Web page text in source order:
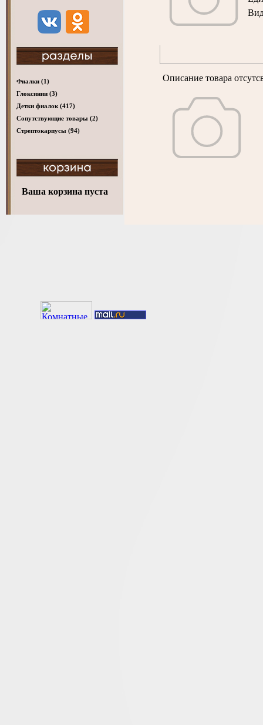
Фиалки (1)
Глоксинии (3)
Детки фиалок (417)
Cопутствующие товары (2)
Стрептокарпусы (94)
Ваша корзина пуста
Описание товара